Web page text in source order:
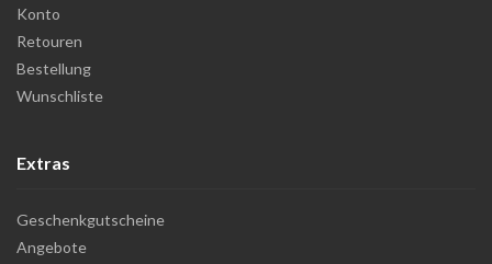
Konto
Retouren
Bestellung
Wunschliste
Extras
Geschenkgutscheine
Angebote